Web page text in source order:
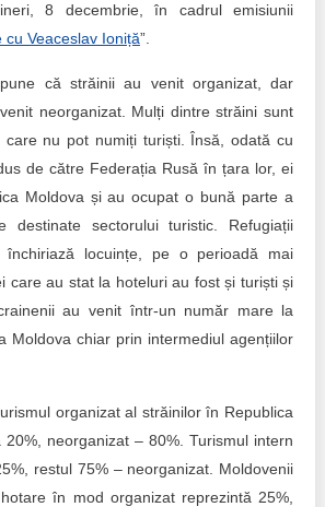
și transparența instituțiilor
vizorul societății civile
8 decembrie, în cadrul emisiunii
Veaceslav Ioniță”.
că străinii au venit organizat, dar
neorganizat. Mulți dintre străini sunt
care nu pot numiți turiști. Însă, odată cu
de către Federația Rusă în țara lor, ei
Moldova și au ocupat o bună parte a
destinate sectorului turistic. Refugiații
închiriază locuințe, pe o perioadă mai
care au stat la hoteluri au fost și turiști și
au venit într-un număr mare la
Moldova chiar prin intermediul agențiilor
organizat al străinilor în Republica
20%, neorganizat – 80%. Turismul intern
restul 75% – neorganizat. Moldovenii
în mod organizat reprezintă 25%,